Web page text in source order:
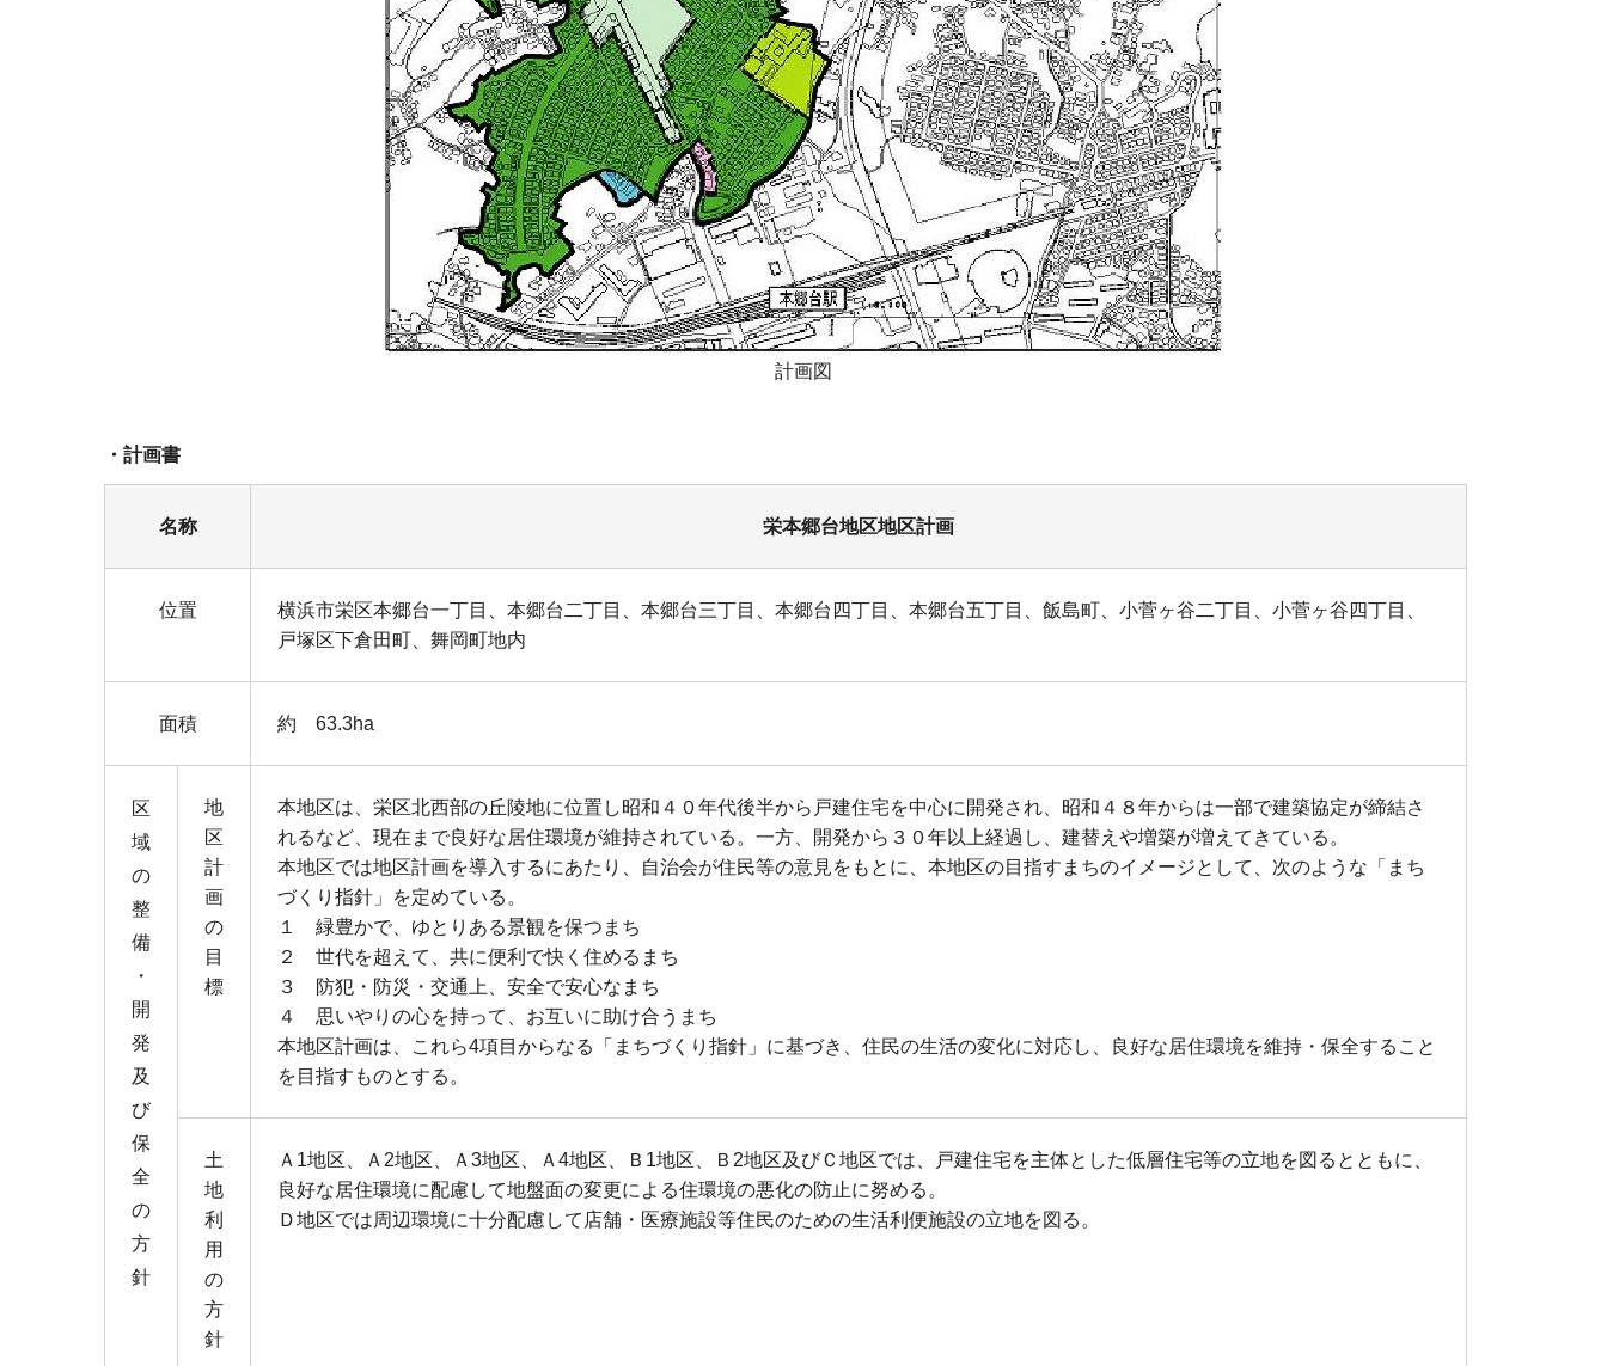
計画図
・計画書
名称 栄本郷台地区地区計画
位置
横浜市栄区本郷台一丁目、本郷台二丁目、本郷台三丁目、本郷台四丁目、本郷台五丁目、飯島町、小菅ヶ谷二丁目、小菅ヶ谷四丁目、
戸塚区下倉田町、舞岡町地内
面積 約 63.3ha
区
域
の
整
備
・
開
発
及
び
保
全
の
方
針
地
区
計
画
の
目
標
本地区は、栄区北西部の丘陵地に位置し昭和４０年代後半から戸建住宅を中心に開発され、昭和４８年からは一部で建築協定が締結さ
れるなど、現在まで良好な居住環境が維持されている。一方、開発から３０年以上経過し、建替えや増築が増えてきている。
本地区では地区計画を導入するにあたり、自治会が住民等の意見をもとに、本地区の目指すまちのイメージとして、次のような「まち
づくり指針」を定めている。
１ 緑豊かで、ゆとりある景観を保つまち
２ 世代を超えて、共に便利で快く住めるまち
３ 防犯・防災・交通上、安全で安心なまち
４ 思いやりの心を持って、お互いに助け合うまち
本地区計画は、これら4項目からなる「まちづくり指針」に基づき、住民の生活の変化に対応し、良好な居住環境を維持・保全すること
を目指すものとする。
土
地
利
用
の
方
針
Ａ1地区、Ａ2地区、Ａ3地区、Ａ4地区、Ｂ1地区、Ｂ2地区及びＣ地区では、戸建住宅を主体とした低層住宅等の立地を図るとともに、
良好な居住環境に配慮して地盤面の変更による住環境の悪化の防止に努める。
Ｄ地区では周辺環境に十分配慮して店舗・医療施設等住民のための生活利便施設の立地を図る。